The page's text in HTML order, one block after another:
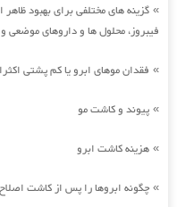
» گزینه های مختلفی برای بهبود ظاهر
فیبروز، محلول ها و داروهای موضعی و
» فقدان موهای ابرو یا کم پشتی
» پیوند و کاشت مو
» هزینه کاشت ابرو
» چگونه ابروها را پس از کاشت